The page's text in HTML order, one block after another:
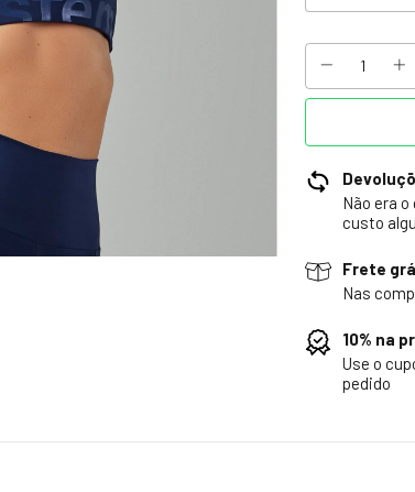
Não era
custo
Frete
Nas
10% na
Use o
pedido